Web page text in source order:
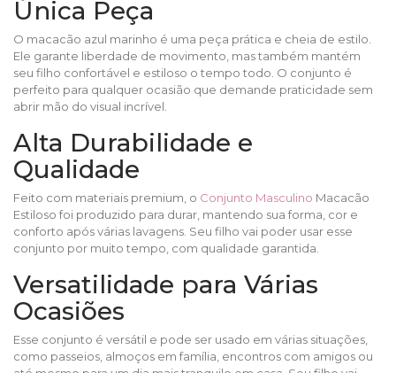
Única Peça
O macacão azul marinho é uma peça prática e cheia de estilo.
Ele garante liberdade de movimento, mas também mantém
seu filho confortável e estiloso o tempo todo. O conjunto é
perfeito para qualquer ocasião que demande praticidade sem
abrir mão do visual incrível.
Alta Durabilidade e
Qualidade
Feito com materiais premium, o Conjunto Masculino Macacão
Estiloso foi produzido para durar, mantendo sua forma, cor e
conforto após várias lavagens. Seu filho vai poder usar esse
conjunto por muito tempo, com qualidade garantida.
Versatilidade para Várias
Ocasiões
Esse conjunto é versátil e pode ser usado em várias situações,
como passeios, almoços em família, encontros com amigos ou